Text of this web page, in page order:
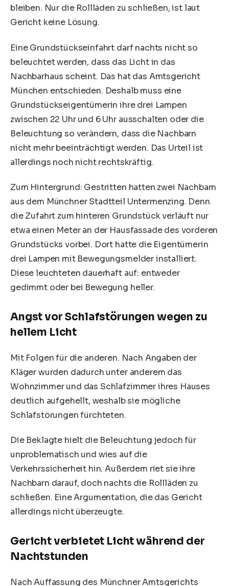
bleiben. Nur die Rollläden zu schließen, ist laut
Gericht keine Lösung.
Eine Grundstückseinfahrt darf nachts nicht so
beleuchtet werden, dass das Licht in das
Nachbarhaus scheint. Das hat das Amtsgericht
München entschieden. Deshalb muss eine
Grundstückseigentümerin ihre drei Lampen
zwischen 22 Uhr und 6 Uhr ausschalten oder die
Beleuchtung so verändern, dass die Nachbarn
nicht mehr beeinträchtigt werden. Das Urteil ist
allerdings noch nicht rechtskräftig.
Zum Hintergrund: Gestritten hatten zwei Nachbarn
aus dem Münchner Stadtteil Untermenzing. Denn
die Zufahrt zum hinteren Grundstück verläuft nur
etwa einen Meter an der Hausfassade des vorderen
Grundstücks vorbei. Dort hatte die Eigentümerin
drei Lampen mit Bewegungsmelder installiert.
Diese leuchteten dauerhaft auf: entweder
gedimmt oder bei Bewegung heller.
Angst vor Schlafstörungen wegen zu
hellem Licht
Mit Folgen für die anderen. Nach Angaben der
Kläger wurden dadurch unter anderem das
Wohnzimmer und das Schlafzimmer ihres Hauses
deutlich aufgehellt, weshalb sie mögliche
Schlafstörungen fürchteten.
Die Beklagte hielt die Beleuchtung jedoch für
unproblematisch und wies auf die
Verkehrssicherheit hin. Außerdem riet sie ihre
Nachbarn darauf, doch nachts die Rollläden zu
schließen. Eine Argumentation, die das Gericht
allerdings nicht überzeugte.
Gericht verbietet Licht während der
Nachtstunden
Nach Auffassung des Münchner Amtsgerichts